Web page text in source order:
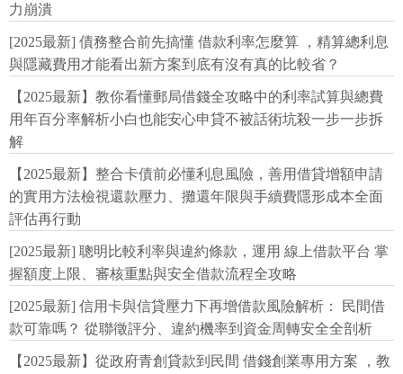
力崩潰
[2025最新] 債務整合前先搞懂 借款利率怎麼算 ，精算總利息
與隱藏費用才能看出新方案到底有沒有真的比較省？
【2025最新】教你看懂郵局借錢全攻略中的利率試算與總費
用年百分率解析小白也能安心申貸不被話術坑殺一步一步拆
解
【2025最新】整合卡債前必懂利息風險，善用借貸增額申請
的實用方法檢視還款壓力、攤還年限與手續費隱形成本全面
評估再行動
[2025最新] 聰明比較利率與違約條款，運用 線上借款平台 掌
握額度上限、審核重點與安全借款流程全攻略
[2025最新] 信用卡與信貸壓力下再增借款風險解析： 民間借
款可靠嗎？ 從聯徵評分、違約機率到資金周轉安全全剖析
【2025最新】從政府青創貸款到民間 借錢創業專用方案 ，教